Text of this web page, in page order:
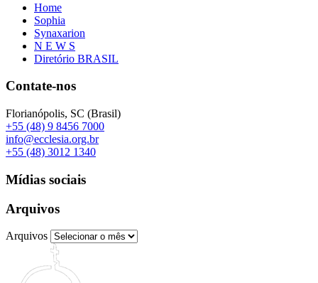
Home
Sophia
Synaxarion
N E W S
Diretório BRASIL
Contate-nos
Florianópolis, SC (Brasil)
+55 (48) 9 8456 7000
info@ecclesia.org.br
+55 (48) 3012 1340
Mídias sociais
Arquivos
Arquivos